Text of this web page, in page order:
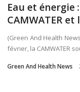
Eau et
CAMWATER et
(Green And Health
février, la CAMWATER
Green And Health News